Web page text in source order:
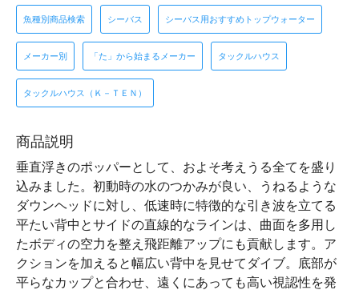
魚種別商品検索 シーバス シーバス用おすすめトップウォーター
メーカー別 「た」から始まるメーカー タックルハウス
タックルハウス（Ｋ－ＴＥＮ）
商品説明
垂直浮きのポッパーとして、およそ考えうる全てを盛り
込みました。初動時の水のつかみが良い、うねるような
ダウンヘッドに対し、低速時に特徴的な引き波を立てる
平たい背中とサイドの直線的なラインは、曲面を多用し
たボディの空力を整え飛距離アップにも貢献します。ア
クションを加えると幅広い背中を見せてダイブ。底部が
平らなカップと合わせ、遠くにあっても高い視認性を発